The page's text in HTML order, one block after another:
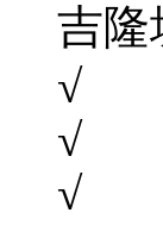
吉
√
√
√